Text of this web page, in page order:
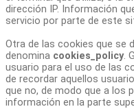
dirección IP. Información
servicio por parte de este
Otra de las cookies que se
denomina cookies_policy.
usuario para el uso de las
de recordar aquellos
que no, de modo que a los
información en la parte